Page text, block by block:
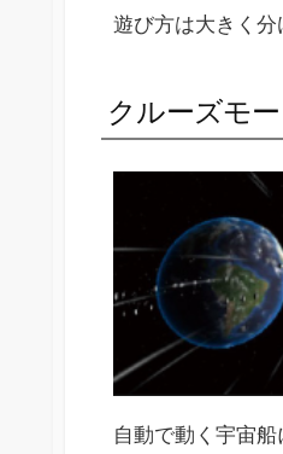
遊び方は大きく分
クルーズモ
自動で動く宇宙